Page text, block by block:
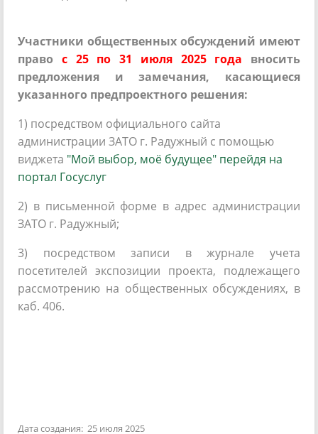
Участники общественных обсуждений имеют
право с 25 по 31 июля 2025 года вносить
предложения и замечания, касающиеся
указанного предпроектного решения:
1) посредством официального сайта
администрации ЗАТО г. Радужный с помощью
виджета "Мой выбор, моё будущее" перейдя на
портал Госуслуг
2) в письменной форме в адрес администрации
ЗАТО г. Радужный;
3) посредством записи в журнале учета
посетителей экспозиции проекта, подлежащего
рассмотрению на общественных обсуждениях, в
каб. 406.
Дата создания: 25 июля 2025